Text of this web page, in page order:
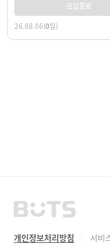
모집종료
26.08.06(0일)
개인정보처리방침 서비